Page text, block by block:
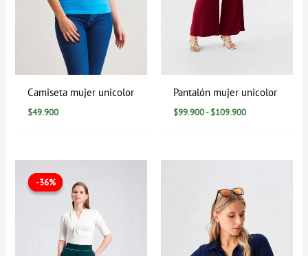
Camiseta mujer unicolor
$49.900
Pantalón mujer unicolor
$99.900- $109.900
-36%
-36%
original
era:
$109.900.$69.900.
precios:
desde
$0
hasta
$94.900